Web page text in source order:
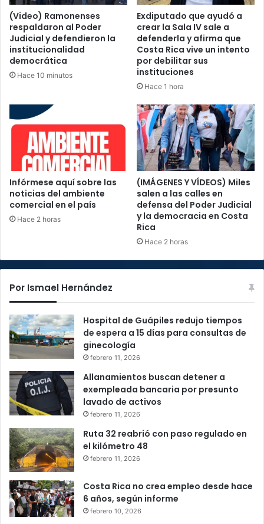
(Video) Ramonenses
respaldaron al Poder
Judicial y defendieron la
institucionalidad
democrática
Hace 10 minutos
Exdiputado que ayudó a
crear la Sala IV sale a
defenderla y afirma que
Costa Rica vive un intento
por debilitar sus
instituciones
Hace 1 hora
Infórmese aquí sobre las
noticias del ambiente
comercial en el país
Hace 2 horas
(IMÁGENES Y VÍDEOS) Miles
salen a las calles en
defensa del Poder Judicial
y la democracia en Costa
Rica
Hace 2 horas
Por Ismael Hernández
Hospital de Guápiles redujo tiempos
de espera a 15 días para consultas de
ginecología
febrero 11, 2026
Allanamientos buscan detener a
exempleada bancaria por presunto
lavado de activos
febrero 11, 2026
Ruta 32 reabrió con paso regulado en
el kilómetro 48
febrero 11, 2026
Costa Rica no crea empleo desde hace
6 años, según informe
febrero 10, 2026